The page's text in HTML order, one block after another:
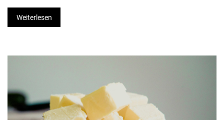
Weiterlesen